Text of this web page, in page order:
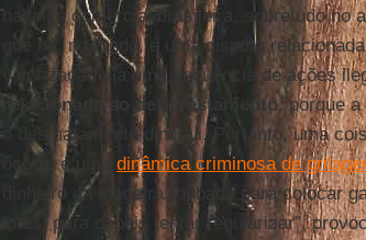
balança comercial brasileira, sobretudo no
que há, no fundo, é uma disputa
valorização via uma sequência de ações
relacionada ao deflorestamento, porque
o desmatamento diminui. Portanto, uma
ocorre é uma
dinâmica criminosa de
dinheiro da madeira roubada para colocar
lotes, para depois tentar regularizar”,